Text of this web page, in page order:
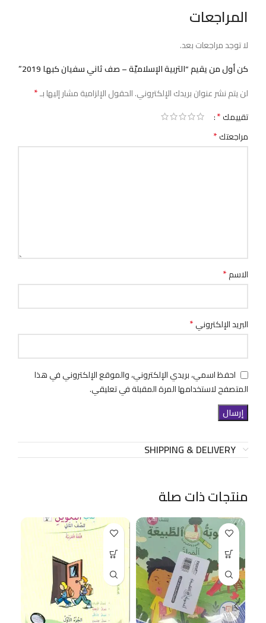
المراجعات
لا توجد مراجعات بعد.
كن أول من يقيم “التربية الإسلاميّة – صف ثاني سفيان كبها 2019”
لن يتم نشر عنوان بريدك الإلكتروني.الحقول الإلزامية مشار إليها بـ*
تقييمك*
مراجعتك*
الاسم*
البريد الإلكتروني*
احفظ اسمي، بريدي الإلكتروني، والموقع الإلكتروني في هذا
المتصفح لاستخدامها المرة المقبلة في تعليقي.
SHIPPING & DELIVERY
منتجات ذات صلة